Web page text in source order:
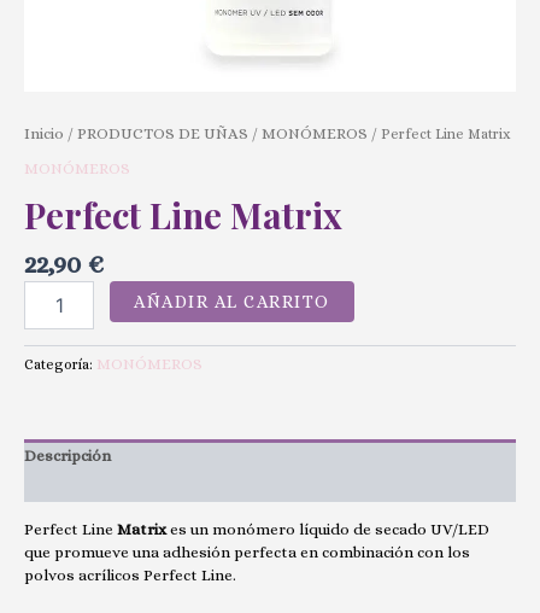
Inicio / PRODUCTOS DE UÑAS / MONÓMEROS / Perfect Line Matrix
MONÓMEROS
Perfect Line Matrix
22,90 €
AÑADIR AL CARRITO
Categoría: MONÓMEROS
Descripción
Perfect Line Matrixes un monómero líquido de secado UV/LED
que promueve una adhesión perfecta en combinación con los
polvos acrílicos Perfect Line.